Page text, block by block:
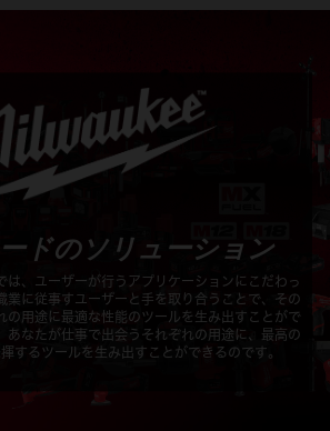
ドのソリューション
は、ユーザーが行うアプリケーションにこだわっ
業に従事すユーザーと手を取り合うことで、その
の用途に最適な性能のツールを生み出すことがで
あなたが仕事で出会うそれぞれの用途に、最高の
するツールを生み出すことができるのです。